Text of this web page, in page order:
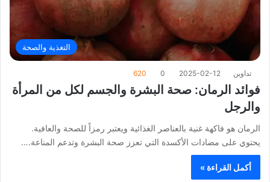
التغذية والصحة
تداوين 2025-02-12
0
620
فوائد الرمان: صحة البشرة والجسم لكل من المرأة
والرجل
الرمان هو فاكهة غنية بالعناصر الغذائية ويعتبر رمزاً للصحة والعافية.
يحتوي على مضادات الأكسدة التي تعزز صحة البشرة وتدعم المناعة.…
أكمل القراءة »